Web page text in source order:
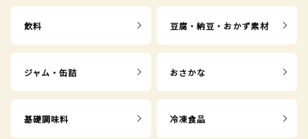
飲料 豆腐・納豆・おかず素材
ジャム・缶詰 おさかな
基礎調味料 冷凍食品